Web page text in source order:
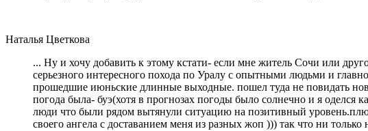
Наталья Цветкова
... Ну и хочу добавить к этому кстати- если мне житель Сочи или
серьезного интересного похода по Уралу с опытными людьми и
прошедшие июньские длинные выходные. пошел туда не повидать
погода была- буэ(хотя в прогнозах погоды было солнечно и я оделся
люди что были рядом вытянули ситуацию на позитивный
своего ангела с доставанием меня из разных жоп ))) так что ни